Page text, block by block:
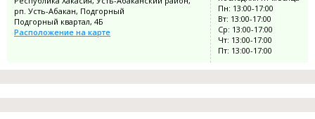
рп. Усть-Абакан, Подгорный
Подгорный квартал, 4Б
Расположение на карте
Пн: 13:00-17:00
Вт: 13:00-17:00
Ср: 13:00-17:00
Чт: 13:00-17:00
Пт: 13:00-17:00